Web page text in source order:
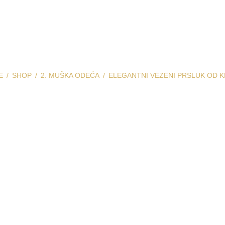
SHOP 2. MUŠKA ODEĆA ELEGANTNI VEZENI PRSLUK OD